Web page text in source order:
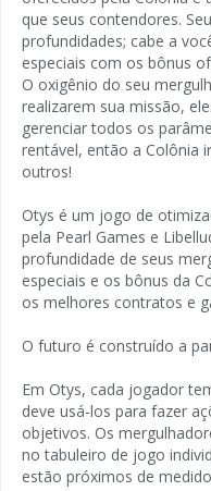
que seus contendores.
profundidades; cabe a
especiais com os bônus
O oxigênio do seu
realizarem sua missão,
gerenciar todos os
rentável, então a Colônia
outros!
Otys é um jogo de
pela Pearl Games e
profundidade de seus
especiais e os bônus da
os melhores contratos e
O futuro é construído a
Em Otys, cada jogador
deve usá-los para fazer
objetivos. Os
no tabuleiro de jogo
estão próximos de